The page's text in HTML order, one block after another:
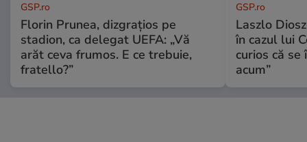
GSP.ro
Florin Prunea, dizgrațios pe
stadion, ca delegat UEFA: „Vă
arăt ceva frumos. E ce trebuie,
fratello?”
GSP.ro
Laszlo
în cazul lui
curios că
acum”